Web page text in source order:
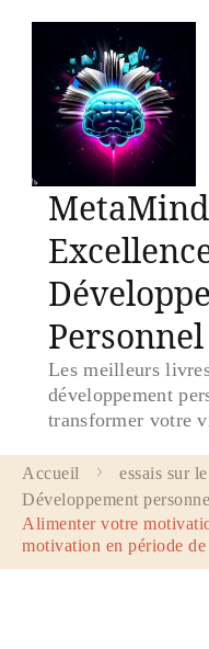
Personnel
Les meilleurs
développement
transformer votre
Accueil
essais sur
Développement
Alimenter votre
motivation en période